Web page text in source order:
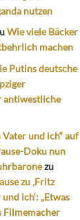
nutzen
Wie viele Bäcker
machen
Putins deutsche
antiwestliche
und ich“ auf
Doku nun
zu
zu ‚Fritz
ich‘: „Etwas
Filmemacher